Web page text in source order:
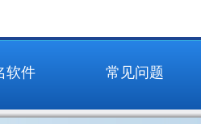
软件 常见问题